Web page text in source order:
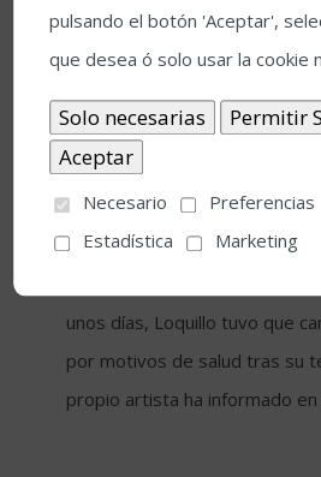
un acuerdo para que se lleve
suspendido el pasado 10 de
han alcanzado un acuerdo
nuevo el concierto que el
problemas de salud el pasado
músico catalán actuará en La
unos días, Loquillo tuvo que
por motivos de salud tras su
propio artista ha informado
pulsando el botón 'Aceptar',
que desea ó solo usar la cookie
Necesario
Preferencias
Estadística
Marketing